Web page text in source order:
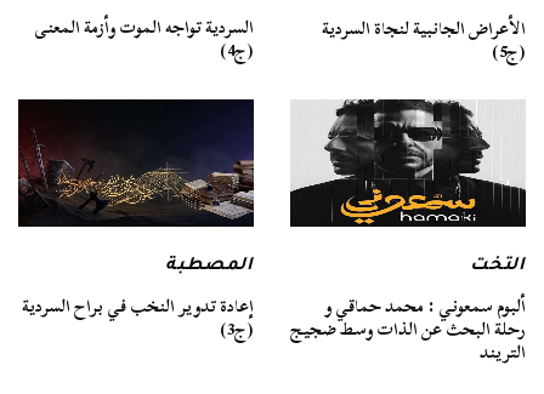
الأعراض الجانبية لنجاة السردية
(ج5)
السردية تواجه الموت وأزمة المعنى
(ج4)
التخت
ألبوم سمعوني : محمد حماقي و
رحلة البحث عن الذات وسط ضجيج
التريند
المصطبة
إعادة تدوير النخب في براح السردية
(ج3)